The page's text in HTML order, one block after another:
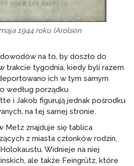
1944 roku (Arolsen
na to, by doszło do
trakcie tygodnia, kiedy byli razem
ich w tym samym
według porządku
i Jakob figurują jednak pośrodku
na tej samej stronie.
Metz znajduje się tablica
z miasta członków rodzin,
Widnieje na niej
ale także Feingrütz, które